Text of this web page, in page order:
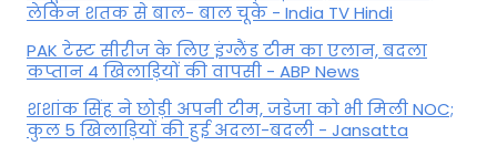
लेकिन शतक से बाल- बाल चूके - India TV Hindi
PAK टेस्ट सीरीज के लिए इंग्लैंड टीम का एलान, बदला
कप्तान 4 खिलाड़ियों की वापसी - ABP News
शशांक सिंह ने छोड़ी अपनी टीम, जडेजा को भी मिली NOC;
कुल 5 खिलाड़ियों की हुई अदला-बदली - Jansatta